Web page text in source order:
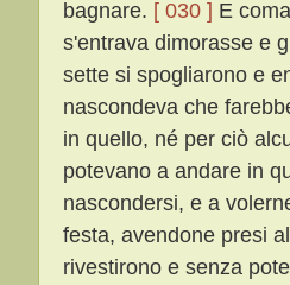
bagnare. [ 030 ] E
s'entrava dimorasse e
sette si spogliarono e
nascondeva che
in quello, né per ciò
potevano a andare in
nascondersi, e a
festa, avendone presi
rivestirono e senza